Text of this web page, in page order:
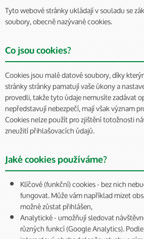
Tyto webové stránky ukládají v souladu se
soubory, obecně nazývané cookies.
Co jsou cookies?
Cookies jsou malé datové soubory, díky
stránky stránky pamatují vaše úkony a
provedli, takže tyto údaje nemusíte zadávat
nepředstavují nebezpečí, mají však význam
Cookies nelze použít pro zjištění totožnosti
zneužití přihlašovacích údajů.
Jaké cookies používáme?
Klíčové (funkční) cookies - bez nich
fungovat. Může vám například mizet
možné zůstat přihlášen,
Analytické - umožňují sledovat
různých funkcí (Google Analytics).